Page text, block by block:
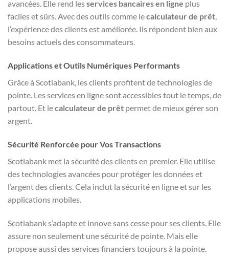
avancées. Elle rend lesservices bancaires en ligne plus
faciles et sûrs. Avec des outils comme lecalculateur de prêt,
l’expérience des clients est améliorée. Ils répondent bien aux
besoins actuels des consommateurs.
Applications et Outils Numériques Performants
Grâce à Scotiabank, les clients profitent de technologies de
pointe. Les services en ligne sont accessibles tout le temps, de
partout. Et lecalculateur de prêt permet de mieux gérer son
argent.
Sécurité Renforcée pour Vos Transactions
Scotiabank met la sécurité des clients en premier. Elle utilise
des technologies avancées pour protéger les données et
l’argent des clients. Cela inclut la sécurité en ligne et sur les
applications mobiles.
Scotiabank s’adapte et innove sans cesse pour ses clients. Elle
assure non seulement une sécurité de pointe. Mais elle
propose aussi des services financiers toujours à la pointe.